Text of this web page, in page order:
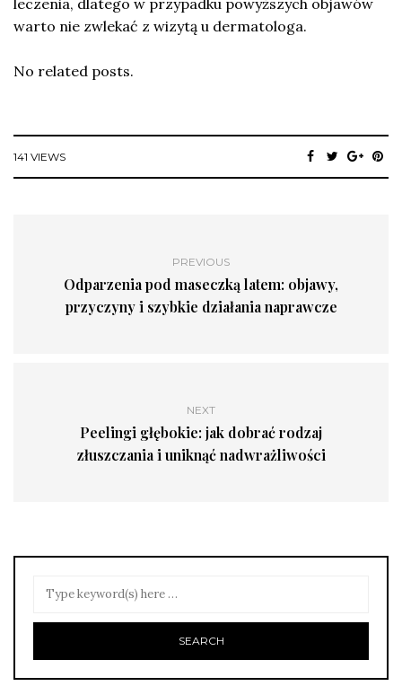
warto nie zwlekać z wizytą u dermatologa.
No related posts.
141 VIEWS
PREVIOUS
Odparzenia pod maseczką latem: objawy,
przyczyny i szybkie działania naprawcze
NEXT
Peelingi głębokie: jak dobrać rodzaj
złuszczania i uniknąć nadwrażliwości